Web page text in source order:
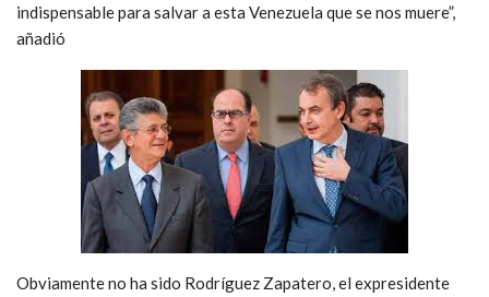
indispensable para salvar a esta Venezuela que se nos muere”,
añadió
Obviamente no ha sido Rodríguez Zapatero, el expresidente